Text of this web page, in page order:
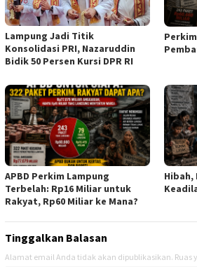
Lampung Jadi Titik
Konsolidasi PRI, Nazaruddin
Bidik 50 Persen Kursi DPR RI
APBD Perkim Lampung
Terbelah: Rp16 Miliar untuk
Rakyat, Rp60 Miliar ke Mana?
Hibah,
Tinggalkan Balasan
Alamat email Anda tidak akan dipublikasikan. Ruas